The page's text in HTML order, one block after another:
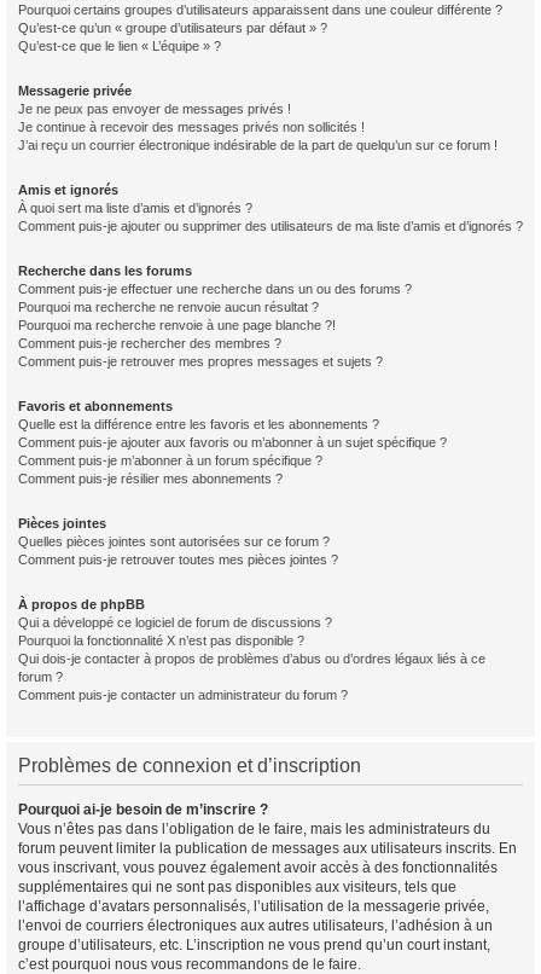
Pourquoi certains groupes d’utilisateurs apparaissent dans une couleur différente ?
Qu’est-ce qu’un « groupe d’utilisateurs par défaut » ?
Qu’est-ce que le lien « L’équipe » ?
Messagerie privée
Je ne peux pas envoyer de messages privés !
Je continue à recevoir des messages privés non sollicités !
J’ai reçu un courrier électronique indésirable de la part de quelqu’un sur ce forum !
Amis et ignorés
À quoi sert ma liste d’amis et d’ignorés ?
Comment puis-je ajouter ou supprimer des utilisateurs de ma liste d’amis et d’ignorés ?
Recherche dans les forums
Comment puis-je effectuer une recherche dans un ou des forums ?
Pourquoi ma recherche ne renvoie aucun résultat ?
Pourquoi ma recherche renvoie à une page blanche ?!
Comment puis-je rechercher des membres ?
Comment puis-je retrouver mes propres messages et sujets ?
Favoris et abonnements
Quelle est la différence entre les favoris et les abonnements ?
Comment puis-je ajouter aux favoris ou m’abonner à un sujet spécifique ?
Comment puis-je m’abonner à un forum spécifique ?
Comment puis-je résilier mes abonnements ?
Pièces jointes
Quelles pièces jointes sont autorisées sur ce forum ?
Comment puis-je retrouver toutes mes pièces jointes ?
À propos de phpBB
Qui a développé ce logiciel de forum de discussions ?
Pourquoi la fonctionnalité X n’est pas disponible ?
Qui dois-je contacter à propos de problèmes d’abus ou d’ordres légaux liés à ce
forum ?
Comment puis-je contacter un administrateur du forum ?
Problèmes de connexion et d’inscription
Pourquoi ai-je besoin de m’inscrire ?
Vous n’êtes pas dans l’obligation de le faire, mais les administrateurs du
forum peuvent limiter la publication de messages aux utilisateurs inscrits. En
vous inscrivant, vous pouvez également avoir accès à des fonctionnalités
supplémentaires qui ne sont pas disponibles aux visiteurs, tels que
l’affichage d’avatars personnalisés, l’utilisation de la messagerie privée,
l’envoi de courriers électroniques aux autres utilisateurs, l’adhésion à un
groupe d’utilisateurs, etc. L’inscription ne vous prend qu’un court instant,
c’est pourquoi nous vous recommandons de le faire.